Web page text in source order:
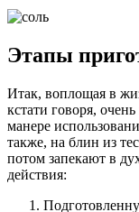
Этапы
Итак, воплощая в
кстати говоря,
манере
также, на блин из
потом запекают в
действия: